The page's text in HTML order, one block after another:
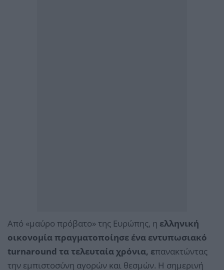
Από «μαύρο πρόβατο» της Ευρώπης, η ελληνική
οικονομία πραγματοποίησε ένα εντυπωσιακό
turnaround τα τελευταία χρόνια, επανακτώντας
την εμπιστοσύνη αγορών και θεσμών. Η σημερινή